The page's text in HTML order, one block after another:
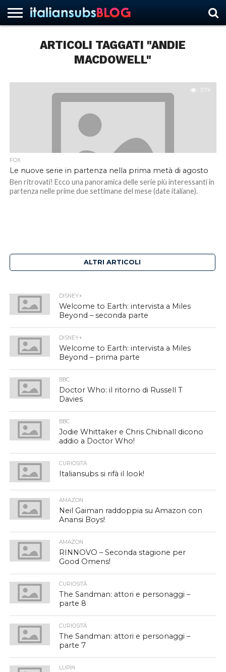
ARTICOLI TAGGATI "ANDIE
MACDOWELL"
3.7K
FOX
Le nuove serie in partenza nella prima metà di agosto
Ben ritrovati! Ecco una panoramica delle serie più interessanti in
partenza nelle prime due settimane del mese (date italiane).
ALTRI ARTICOLI
DISNEY+
Welcome to Earth: intervista a Miles
Beyond – seconda parte
DISNEY+
Welcome to Earth: intervista a Miles
Beyond – prima parte
BBC
Doctor Who: il ritorno di Russell T
Davies
BBC
Jodie Whittaker e Chris Chibnall dicono
addio a Doctor Who!
CURIOSITÀ
Italiansubs si rifà il look!
AMAZON
Neil Gaiman raddoppia su Amazon con
Anansi Boys!
AMAZON
RINNOVO – Seconda stagione per
Good Omens!
CURIOSITÀ
The Sandman: attori e personaggi –
parte 8
CURIOSITÀ
The Sandman: attori e personaggi –
parte 7
LUPIN